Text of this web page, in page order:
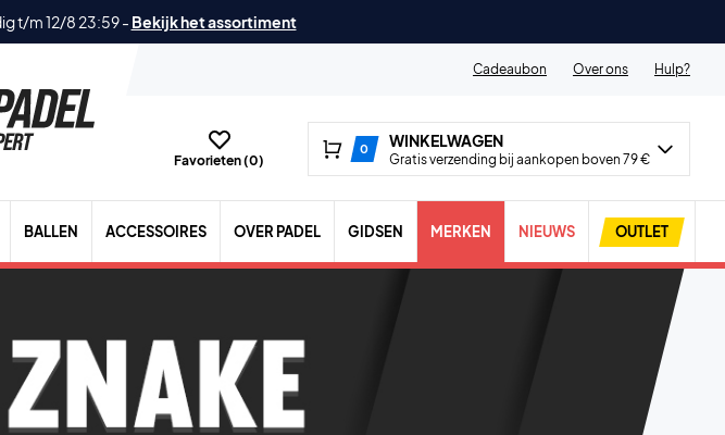
t/m 12/8 23:59- Bekijk het assortiment
Cadeaubon Over ons Hulp?
Favorieten (0)
0 WINKELWAGEN
Gratis verzending bij aankopen boven 79 €
BALLEN ACCESSOIRES OVER PADEL GIDSEN MERKEN NIEUWS OUTLET